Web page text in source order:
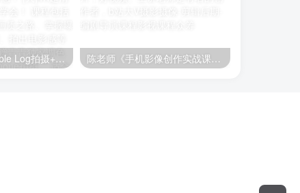
【影视飓风】Apple Log拍摄+达芬奇调色全流程课程，仅需8节课，用iPhone拍出电影感！ [火]4K超清画质，零基础也能学会！ 课程包括从Log开始的专业画质之路、掌握曝光、白平衡与色调、拍出电影感等实战内容。 [火]附赠青青独家调色LUT包，适用于iPhone拍摄。 适合提升视频创作能力的朋友